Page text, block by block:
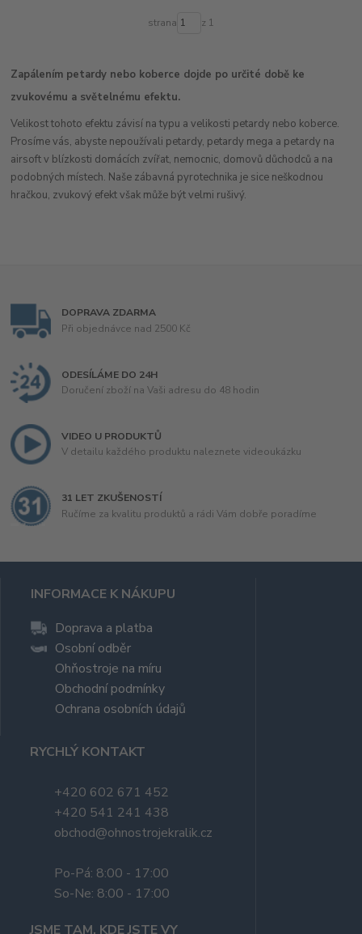
strana z 1
Zapálením petardy nebo koberce dojde po určité době ke
zvukovému a světelnému efektu.
Velikost tohoto efektu závisí na typu a velikosti petardy nebo koberce.
Prosíme vás, abyste nepoužívali petardy, petardy mega a petardy na
airsoft v blízkosti domácích zvířat, nemocnic, domovů důchodců a na
podobných místech. Naše zábavná pyrotechnika je sice neškodnou
hračkou, zvukový efekt však může být velmi rušivý.
DOPRAVA ZDARMA
Při objednávce nad 2500 Kč
ODESÍLÁME DO 24H
Doručení zboží na Vaši adresu do 48 hodin
VIDEO U PRODUKTŮ
V detailu každého produktu naleznete videoukázku
31 LET ZKUŠENOSTÍ
Ručíme za kvalitu produktů a rádi Vám dobře poradíme
INFORMACE K NÁKUPU
Doprava a platba
Osobní odběr
Ohňostroje na míru
Obchodní podmínky
Ochrana osobních údajů
RYCHLÝ KONTAKT
+420 602 671 452
+420 541 241 438
obchod@ohnostrojekralik.cz
Po-Pá: 8:00 - 17:00
So-Ne: 8:00 - 17:00
JSME TAM, KDE JSTE VY